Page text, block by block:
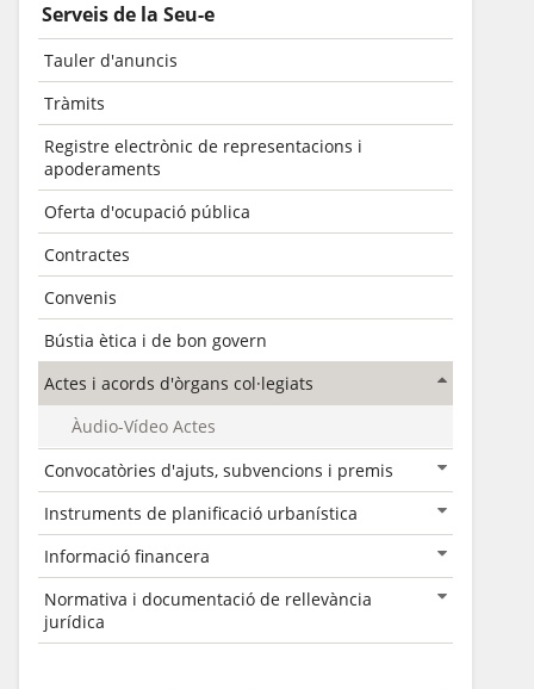
Serveis de la Seu-e
Tauler d'anuncis
Tràmits
Registre electrònic de representacions i
apoderaments
Oferta d'ocupació pública
Contractes
Convenis
Bústia ètica i de bon govern
Actes i acords d'òrgans col·legiats
Àudio-Vídeo Actes
Convocatòries d'ajuts, subvencions i premis
Instruments de planificació urbanística
Informació financera
Normativa i documentació de rellevància
jurídica